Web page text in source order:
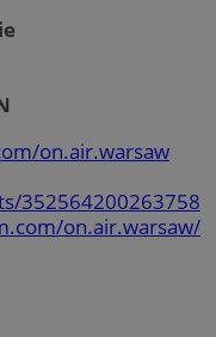
on.air.warsaw
352564200263758
on.air.warsaw/